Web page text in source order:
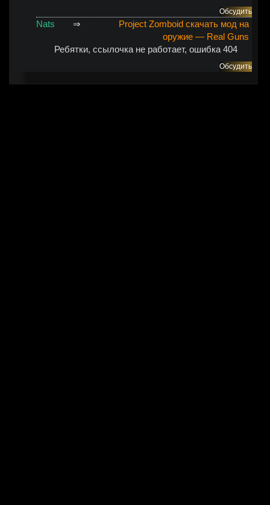
Обсудить
Nats ⇒
Project Zomboid скачать мод на
оружие — Real Guns
Ребятки, ссылочка не работает, ошибка 404
Обсудить